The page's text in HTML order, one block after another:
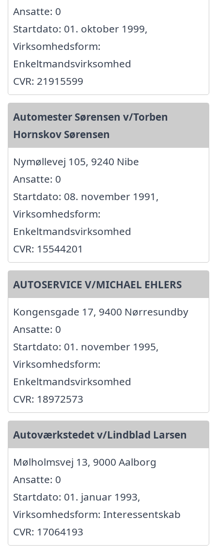
Ansatte: 0
Startdato: 01. oktober 1999,
Virksomhedsform:
Enkeltmandsvirksomhed
CVR: 21915599
Automester Sørensen v/Torben
Hornskov Sørensen
Nymøllevej 105, 9240 Nibe
Ansatte: 0
Startdato: 08. november 1991,
Virksomhedsform:
Enkeltmandsvirksomhed
CVR: 15544201
AUTOSERVICE V/MICHAEL EHLERS
Kongensgade 17, 9400 Nørresundby
Ansatte: 0
Startdato: 01. november 1995,
Virksomhedsform:
Enkeltmandsvirksomhed
CVR: 18972573
Autoværkstedet v/Lindblad Larsen
Mølholmsvej 13, 9000 Aalborg
Ansatte: 0
Startdato: 01. januar 1993,
Virksomhedsform: Interessentskab
CVR: 17064193